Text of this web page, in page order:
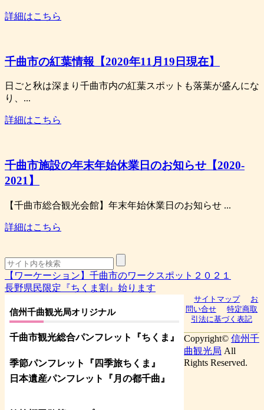
詳細はこちら
千曲市の紅葉情報【2020年11月19日現在】
日ごと秋は深まり千曲市内の紅葉スポットも落葉が盛んにな
り、...
詳細はこちら
千曲市施設の年末年始休業日のお知らせ【2020-
2021】
【千曲市総合観光会館】年末年始休業日のお知らせ ...
詳細はこちら
【ワーケーション】千曲市のワークスポット２０２１
長野県民限定『ちくま割』始ります
信州千曲観光局オリジナル
千曲市観光総合パンフレット 『ちくま 』
季節パンフレット『四季旅ちくま』
日本遺産パンフレット
『月の都千曲 』
サイトマップ
お
問い合せ
特定商取
引法に基づく表記
Copyright© 信州千
曲観光局 All
Rights Reserved.